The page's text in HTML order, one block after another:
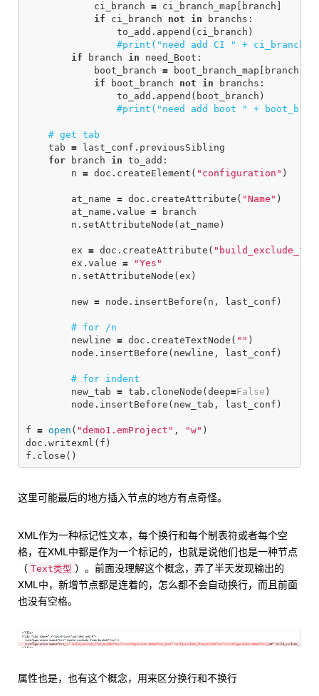
ci_branch = ci_branch_map branch
if
ci_branch not in branchs :
to_add . append ( ci_branch )
if
branch in need_Boot :
boot_branch = boot_branch_map branch
if
boot_branch not in branchs :
to_add . append ( boot_branch )
tab = last_conf . previousSibling
for
branch in to_add :
n = doc . createElement ( "configuration" )
at_name = doc . createAttribute ( "Name" )
at_name . value =
branch
n . setAttributeNode ( at_name )
ex = doc . createAttribute (
ex . value =
"Yes"
n . setAttributeNode ( ex )
new = node . insertBefore ( n , last_conf )
newline = doc . createTextNode ( "" )
node . insertBefore ( newline , last_conf )
new_tab = tab . cloneNode ( deep=False )
node . insertBefore ( new_tab , last_conf )
f = open ( "demo1.emProject" , "w" )
doc . writexml ( f )
f . close ()
这里可能最后的地方插入节点的地方有点奇怪。
XML作为一种标记性文本，每个换行和每个制表符或者每个空
格，在XML中都是作为一个标记的，也就是说他们也是一种节点
（ Text类型 ）。前面没理解这个概念，弄了半天发现输出的
XML中，新增节点都是连着的，怎么都不会自动换行，而且前面
也没有空格。
属性也是，也有这个概念，用来区分换行和不换行